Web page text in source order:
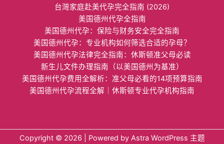
台灣家庭赴美代孕完全指南 (2026)
美国德州代孕全指南
美国​德州代孕：保险与财务安全完全指南​
美国德州代孕：专业机构如何筛选合适的孕母？​
美国德州代孕法律完全指南：休斯顿准父母必读
​新生儿文件办理指南（以美国德州为基准）​​
​美国德州代孕费用全解析：准父母必看的14项预算指南​
美国德州代孕流程全解｜休斯顿专业代孕机构指南
Copyright © 2026 | Powered by Astra WordPress 主题